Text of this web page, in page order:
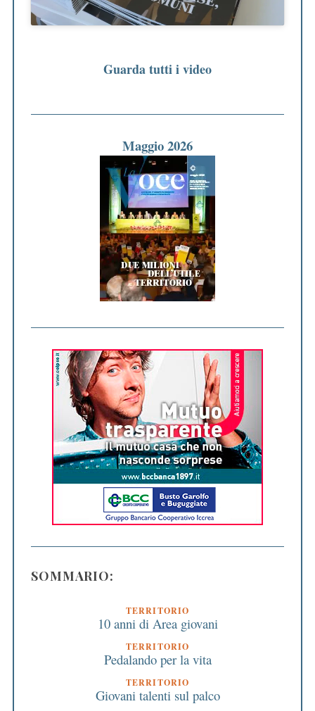
Guarda tutti i video
Maggio 2026
SOMMARIO:
TERRITORIO
10 anni di Area giovani
TERRITORIO
Pedalando per la vita
TERRITORIO
Giovani talenti sul palco